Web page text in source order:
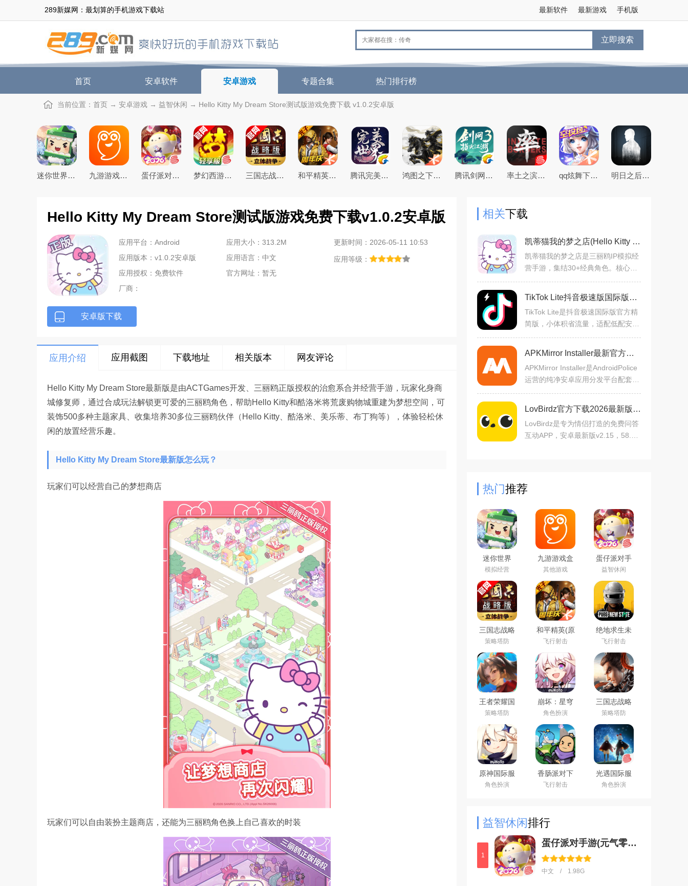
289新媒网：最划算的手机游戏下载站 手机版
最新游戏
最新软件
立即搜索
首页 安卓软件 安卓游戏 专题合集 热门排行榜
当前位置： 首页 → 安卓游戏 → 益智休闲 → Hello Kitty My Dream Store测试版游戏免费下载 v1.0.2安卓版
迷你世界2026最新官方版 九游游戏盒子app2026最新版 蛋仔派对手游(元气零食季)下载官方正版 梦幻西游手游下载2026最新版 三国志战略版2026官方最新版 和平精英(原刺激战场)官方最新版 腾讯完美世界手游 鸿图之下腾讯游戏正式版 腾讯剑网3指尖江湖手游 率土之滨手游下载2026最新版本 qq炫舞下载2026最新版 明日之后官方手游版
Hello Kitty My Dream Store测试版游戏免费下载v1.0.2安卓版
应用平台：Android 应用大小：313.2M
更新时间：2026-05-11 10:53
应用版本：v1.0.2安卓版
应用语言：中文
应用等级：
应用授权：免费软件
官方网址：暂无
厂商：
安卓版下载
应用介绍 应用截图 下载地址 相关版本 网友评论
Hello Kitty My Dream Store最新版是由ACTGames开发、三丽鸥正版授权的治愈系合并经营手游，玩家化身商
城修复师，通过合成玩法解锁更可爱的三丽鸥角色，帮助Hello Kitty和酷洛米将荒废购物城重建为梦想空间，可
装饰500多种主题家具、收集培养30多位三丽鸥伙伴（Hello Kitty、酷洛米、美乐蒂、布丁狗等），体验轻松休
闲的放置经营乐趣。
Hello Kitty My Dream Store最新版怎么玩？
玩家们可以经营自己的梦想商店
玩家们可以自由装扮主题商店，还能为三丽鸥角色换上自己喜欢的时装
相关下载
凯蒂猫我的梦之店(Hello Kitty My Dream Store)官方下载最新版v1.7.6安卓版
凯蒂猫我的梦之店是三丽鸥IP模拟经
营手游，集结30+经典角色。核心玩
集与时尚换装，萌系治愈画风贯穿全
程。玩家可自定义店铺装饰
TikTok Lite抖音极速版国际版app官方下载最新版本v43.9.1安卓版
TikTok Lite是抖音极速国际版官方精
简版，小体积省流量，适配低配安卓
刷全球潮流短视频，智能算法推荐，
支持关注互动、基础发布
APKMirror Installer最新官方版下载v2.0.3安卓版
APKMirror Installer是AndroidPolice
运营的纯净安卓应用分发平台配套工
M，支持多维度版本筛选、历史版本
回退、跨区下载，解决拆分
LovBirdz官方下载2026最新版v2.15安卓版
LovBirdz是专为情侣打造的免费问答
互动APP，安卓最新版v2.15，58.3
热门推荐
迷你世界
2026最新官
方版
模拟经营
九游游戏盒
子app2026
最新版
其他游戏
蛋仔派对手
游(元气零食
季)下载官方
正版
益智休闲
三国志战略
版2026官方
最新版
策略塔防
和平精英(原
刺激战场)官
方最新版
飞行射击
绝地求生未
来之役手游
国际服下载
正版
飞行射击
王者荣耀国
际服下载
2026官方手
机版
（Honor of
Kings）
策略塔防
崩坏：星穹
铁道官方手
游下载安卓
最新版
角色扮演
三国志战略
版安卓灵犀
客户端3D最
新版
策略塔防
原神国际服
(Genshin
Impact)下载
角色扮演
香肠派对下
载2026最新
版
飞行射击
光遇国际服
安卓最新版
角色扮演
益智休闲排行
1
蛋仔派对手游(元气零食季)下载官方正版v1.0.270官方版
中文 / 1.98G